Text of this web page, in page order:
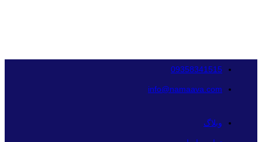
09358341515
info@namaava.com
وبلاگ